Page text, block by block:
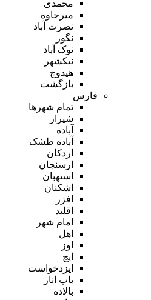
محمدی
میرجاوه
نصرت آباد
نگور
نوک آباد
نیکشهر
هیدوچ
بازگشت
فارس
تمام شهر‌ها
شیراز
آباده
آباده طشک
اردکان
ارسنجان
استهبان
اشکنان
افزر
اقلید
امام شهر
اهل
اوز
ایج
ایزدخواست
باب انار
بالاده